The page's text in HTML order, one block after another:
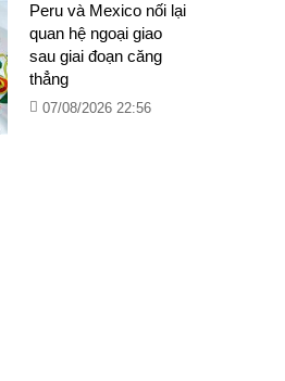
Peru và Mexico nối lại
quan hệ ngoại giao
sau giai đoạn căng
thẳng
07/08/2026 22:56